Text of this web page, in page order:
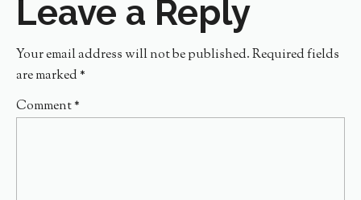
Leave a Reply
Your email address will not be published.Required fields
are marked *
Comment*